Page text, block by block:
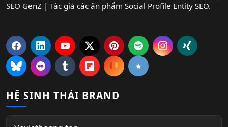
SEO GenZ | Tác giả các ấn phẩm Social Profile Entity SEO.
HỆ SINH THÁI BRAND